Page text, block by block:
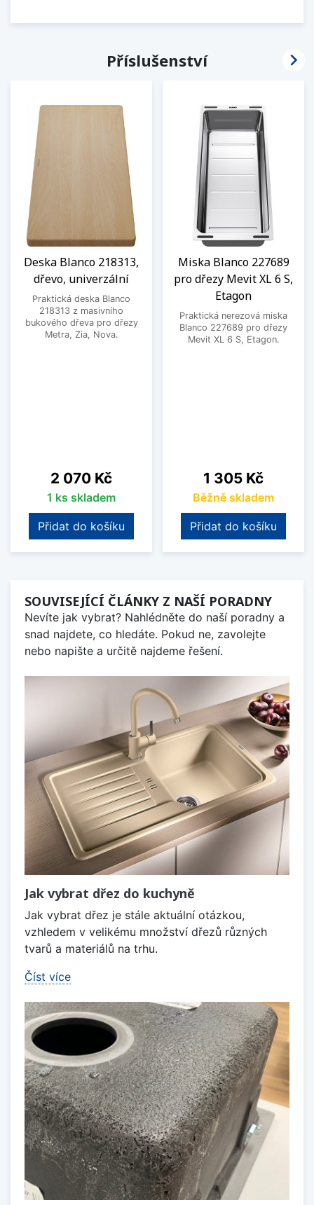
Příslušenství
Deska Blanco 218313,
dřevo, univerzální
Praktická deska Blanco
218313 z masivního
bukového dřeva pro dřezy
Metra, Zia, Nova.
Cena
2 070 Kč
1 ks skladem
Přidat do košíku
Miska Blanco 227689
pro dřezy Mevit XL 6 S,
Etagon
Praktická nerezová miska
Blanco 227689 pro dřezy
Mevit XL 6 S, Etagon.
Cena
1 305 Kč
Běžně skladem
Přidat do košíku

SOUVISEJÍCÍ ČLÁNKY Z NAŠÍ PORADNY
Nevíte jak vybrat? Nahlédněte do naší poradny a
snad najdete, co hledáte. Pokud ne, zavolejte
nebo napište a určitě najdeme řešení.
Jak vybrat dřez do kuchyně
Jak vybrat dřez je stále aktuální otázkou,
vzhledem v velikému množství dřezů různých
tvarů a materiálů na trhu.
Číst více